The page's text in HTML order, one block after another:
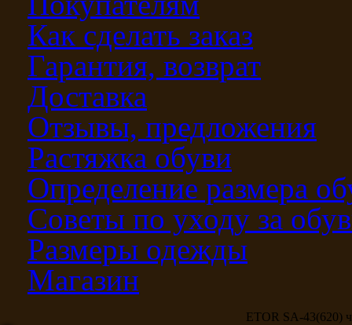
Как сделать заказ
Гарантия, возврат
Доставка
Отзывы, предложения
Растяжка обуви
Определение размера
Советы по уходу за
Размеры одежды
Магазин
ETOR SA-43(620)